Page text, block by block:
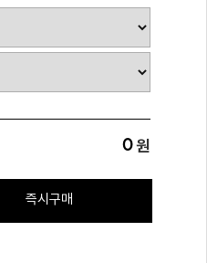
0원
즉시구매